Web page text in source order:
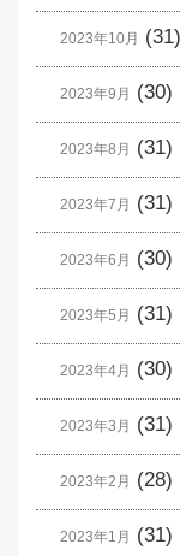
2023年10月 (31)
2023年9月 (30)
2023年8月 (31)
2023年7月 (31)
2023年6月 (30)
2023年5月 (31)
2023年4月 (30)
2023年3月 (31)
2023年2月 (28)
2023年1月 (31)